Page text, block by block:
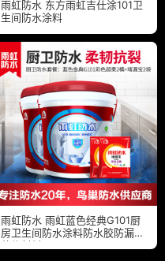
雨虹防水 东方雨虹吉仕涂101卫
生间防水涂料
雨虹防水 雨虹蓝色经典G101厨
房卫生间防水涂料防水胶防漏水
装修材料